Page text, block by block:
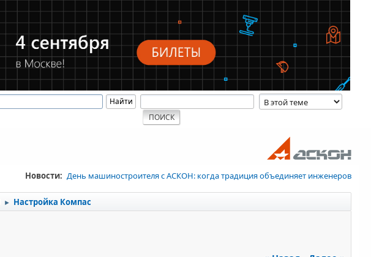
Новости: День машиностроителя с АСКОН: когда традиция объединяет инженеров
► Настройка Компас